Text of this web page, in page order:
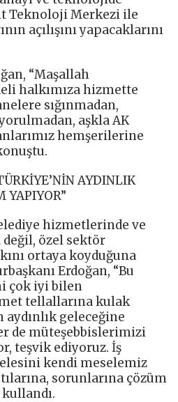
Teknoloji Merkezi ile
açılışını yapacaklarını
“Maşallah
halkımıza hizmette
sığınmadan,
aşkla AK
hemşerilerine
AYDINLIK
YAPIYOR”
hizmetlerinde ve
değil, özel sektör
ortaya koyduğuna
Erdoğan, “Bu
çok iyi bilen
tellallarına kulak
geleceğine
de müteşebbislerimizi
teşvik ediyoruz. İş
kendi meselemiz
sorunlarına çözüm